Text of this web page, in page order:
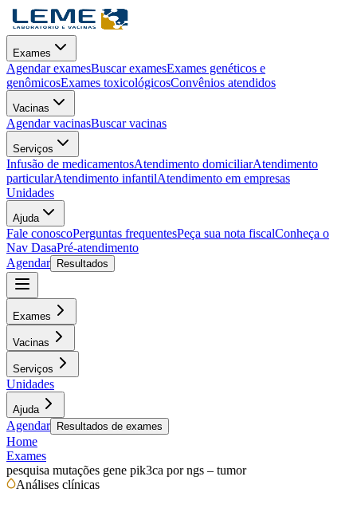
Exames
Agendar examesBuscar examesExames genéticos e
genômicosExames toxicológicosConvênios atendidos
Vacinas
Agendar vacinasBuscar vacinas
Serviços
Infusão de medicamentosAtendimento domiciliarAtendimento
particularAtendimento infantilAtendimento em empresas
Unidades
Ajuda
Fale conoscoPerguntas frequentesPeça sua nota fiscalConheça o
Nav DasaPré-atendimento
Agendar
Resultados
Exames
Vacinas
Serviços
Unidades
Ajuda
Agendar Resultados de exames
Home
Exames
pesquisa mutações gene pik3ca por ngs – tumor
Análises clínicas